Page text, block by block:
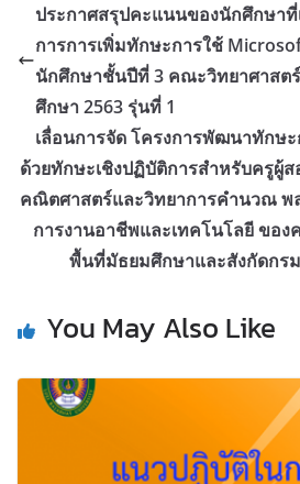
ประกาศสรุปคะแนนของนักศึกษาที่
การการเพิ่มทักษะการใช้
นักศึกษาชั้นปีที่ 3 คณะวิทยาศาสต
ศึกษา 2563 รุ่นที่ 1
เลื่อนการจัด โครงการพัฒนาทักษ
ด้วยทักษะเชิงปฏิบัติการสำหรับครูผู้
คณิตศาสตร์และวิทยาการคำนวณ พ
การงานอาชีพและเทคโนโลยี ของ
พื้นที่มัธยมศึกษาและสังกัดกร
You May Also Like